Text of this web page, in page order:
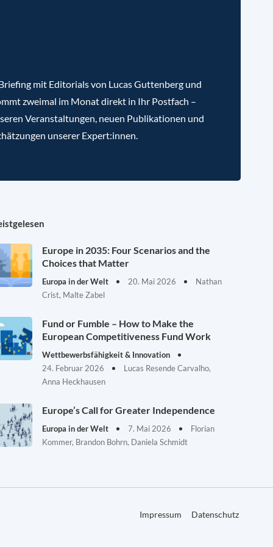
mit Editorials von Lucas Guttenberg und
zweimal im Monat direkt in Ihr Postfach –
Veranstaltungen, neuen Publikationen und
unserer Expert:innen.
Europe in 2035: Four Scenarios and the
Choices that Matter
Europa in der Welt 20. Mai 2026
Nathan
Crist, Malte Zabel
Fund or Fumble – How to Make the
European Competitiveness Fund Work
Wettbewerbsfähigkeit & Innovation
24. Februar 2026
Lucas Resende Carvalho,
Anna Heckhausen
Europe’s Call for Greater Independence
Europa in der Welt 7. Mai 2026
Florian
Kommer, Brandon Bohrn, Daniela Schmidt
Impressum Datenschutz